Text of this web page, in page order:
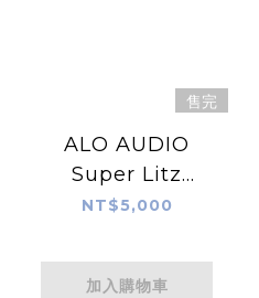
售完
ALO AUDIO
Super Litz
MMCX 音源線
NT$5,000
加入購物車